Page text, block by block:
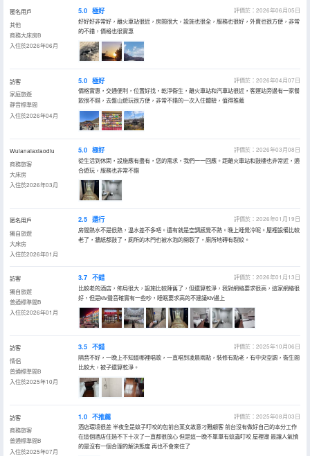
匿名用戶
其他
商務大床房B
入住於2026年06月
5.0 極好
評價於：2026年06月05日
好好好非常好，離火車站很近，房間很大，設施也很全，服務也很好，外賣也很方便，非常
的不錯，價格也很實惠
訪客
家庭旅遊
靜音標準間
入住於2026年04月
5.0 極好
評價於：2026年04月07日
價格實惠，交通便利，位置好找，乾淨衞生，離火車站和汽車站很近，客運站旁邊有一家餐
飲很不錯，去盤山遊玩很方便，非常不錯的一次入住體驗，值得推薦
Wulanalaxiaodiu
商務旅客
大床房
入住於2026年03月
5.0 極好
評價於：2026年03月08日
從生活到休閑，設施應有盡有，您的需求，我們一一回應。距離火車站和鼓樓也非常近，適
合遊玩，服務也非常不錯
匿名用戶
獨自旅遊
大床房
入住於2026年01月
2.5 還行
評價於：2026年01月19日
房間熱水不是很熱，温水差不多吧。還有就是空調感覺不熱。晚上睡覺冷呢。屋裡設備比較
老了，牆紙都鼓了，廁所的木門也被水泡的開裂了，廁所地磚有裂紋。
訪客
獨自旅遊
普通標準間B
入住於2026年01月
3.7 不錯
評價於：2026年01月13日
比較老的酒店，佈局很大，設施比較陳舊了，但還算乾淨，我對網絡要求很高，這家網絡很
好，但是ktv聲音確實有一些吵，睡眠要求高的不建議ktv邊上
訪客
情侶
普通標準間B
入住於2025年10月
3.5 不錯
評價於：2025年10月06日
隔音不好，一晚上不知道哪裡唱歌，一直唱到凌晨兩點，裝修有點老，有中央空調，衞生間
比較大，被子還算乾淨。
訪客
商務旅客
普通標準間B
入住於2025年07月
1.0 不推薦
評價於：2025年08月03日
酒店環境很差 半夜全是蚊子叮咬的包前台某女故意刁難顧客 前台沒有做好自己的本分工作
在這個酒店住過不下十次了一直都很放心 但是這一晚不單單有蚊蟲叮咬 屋裡潮 最讓人氣憤
的是沒有一個合理的解決態度 再也不會來住了